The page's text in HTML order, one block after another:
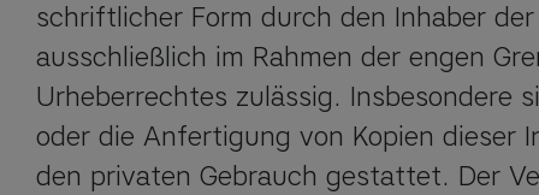
schriftlicher Form durch den Inhaber
ausschließlich im Rahmen der engen
Urheberrechtes zulässig. Insbesondere
oder die Anfertigung von Kopien dieser
den privaten Gebrauch gestattet. Der